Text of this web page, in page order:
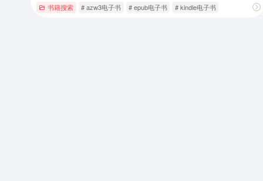
书籍搜索 # azw3电子书 # epub电子书 # kindle电子书